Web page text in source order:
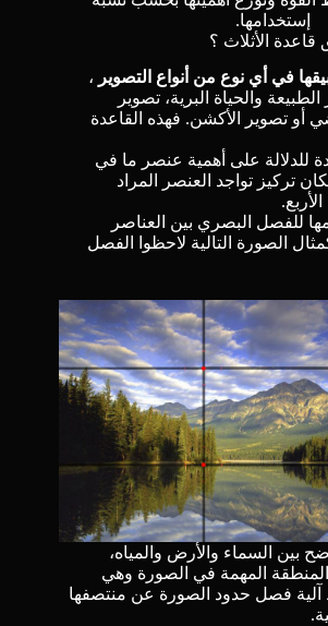
إستخدامها.
الأثلاث ؟
في أي نوع من أنواع التصوير ،
والحياة البرية، تصوير
أو تصوير الأكشن. فهذه القاعدة
للدلالة على أهمية عنصر ما في
تركيز تواجد العنصر المراد
للفصل البصري بين العناصر
الصورة التالية لاحظوا الفصل
بين السماء والأرض والمياه،
المنطقة المهمة في الصورة وهي
آلية فصل حدود الصورة عن منتصفها